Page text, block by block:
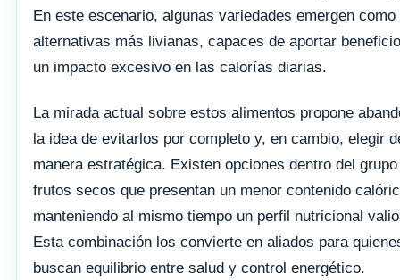
En este escenario, algunas variedades emergen como
alternativas más livianas, capaces de aportar
un impacto excesivo en las calorías diarias.
La mirada actual sobre estos alimentos propone
la idea de evitarlos por completo y, en cambio, elegir
manera estratégica. Existen opciones dentro del
frutos secos que presentan un menor contenido
manteniendo al mismo tiempo un perfil nutricional
Esta combinación los convierte en aliados para
buscan equilibrio entre salud y control energético.